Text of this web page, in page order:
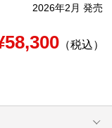
2026年2月 発売
（税込）